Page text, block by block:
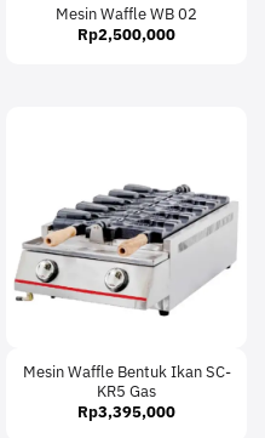
Mesin Waffle WB 02
Rp2,500,000
Mesin Waffle Bentuk Ikan SC-
KR5 Gas
Rp3,395,000